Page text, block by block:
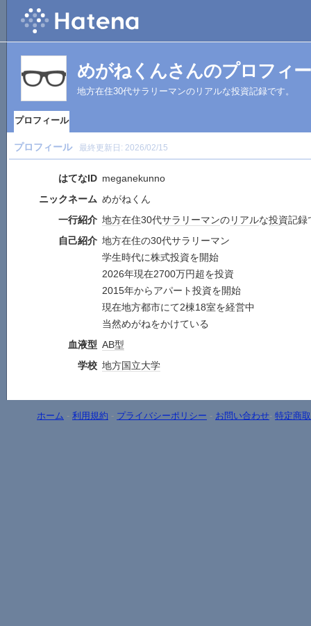
めがねくんさんのプロフィ
地方在住30代サラリーマンのリアルな投資記録です。
プロフィール
プロフィール 最終更新日: 2026/02/15
はてなID meganekunno
ニックネーム めがねくん
一行紹介 地方在住30代サラリーマンのリアルな投資記録
自己紹介 地方在住の30代サラリーマン
学生時代に株式投資を開始
2026年現在2700万円超を投資
2015年からアパート投資を開始
現在地方都市にて2棟18室を経営中
当然めがねをかけている
血液型 AB型
学校 地方国立大学
ホーム - 利用規約 - プライバシーポリシー - お問い合わせ- 特定商